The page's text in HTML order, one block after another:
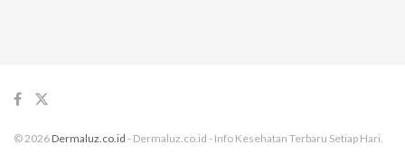
© 2026 Dermaluz.co.id - Dermaluz.co.id - Info Kesehatan Terbaru Setiap Hari.